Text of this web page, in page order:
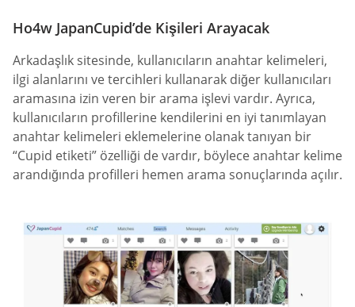
Ho4w JapanCupid’de Kişileri Arayacak
Arkadaşlık sitesinde, kullanıcıların anahtar kelimeleri,
ilgi alanlarını ve tercihleri kullanarak diğer kullanıcıları
aramasına izin veren bir arama işlevi vardır. Ayrıca,
kullanıcıların profillerine kendilerini en iyi tanımlayan
anahtar kelimeleri eklemelerine olanak tanıyan bir
“Cupid etiketi” özelliği de vardır, böylece anahtar kelime
arandığında profilleri hemen arama sonuçlarında açılır.